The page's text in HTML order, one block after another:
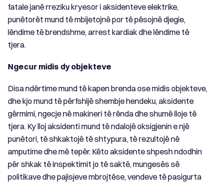
fatale janë rreziku kryesor i aksidenteve elektrike,
punëtorët mund të mbijetojnë por të pësojnë djegie,
lëndime të brendshme, arrest kardiak dhe lëndime të
tjera.
Ngecur midis dy objekteve
Disa ndërtime mund të kapen brenda ose midis objekteve,
dhe kjo mund të përfshijë shembje hendeku, aksidente
gërmimi, ngecje në makineri të rënda dhe shumë lloje të
tjera. Ky lloj aksidenti mund të ndalojë oksigjenin e një
punëtori, të shkaktojë të shtypura, të rezultojë në
amputime dhe më tepër. Këto aksidente shpesh ndodhin
për shkak të inspektimit jo të saktë, mungesës së
politikave dhe pajisjeve mbrojtëse, vendeve të pasigurta